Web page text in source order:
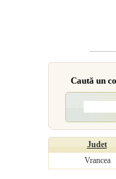
Caută un
Judet
Vrancea